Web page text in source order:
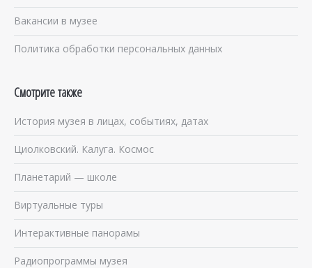
Вакансии в музее
Политика обработки персональных данных
Смотрите также
История музея в лицах, событиях, датах
Циолковский. Калуга. Космос
Планетарий — школе
Виртуальные туры
Интерактивные панорамы
Радиопрограммы музея